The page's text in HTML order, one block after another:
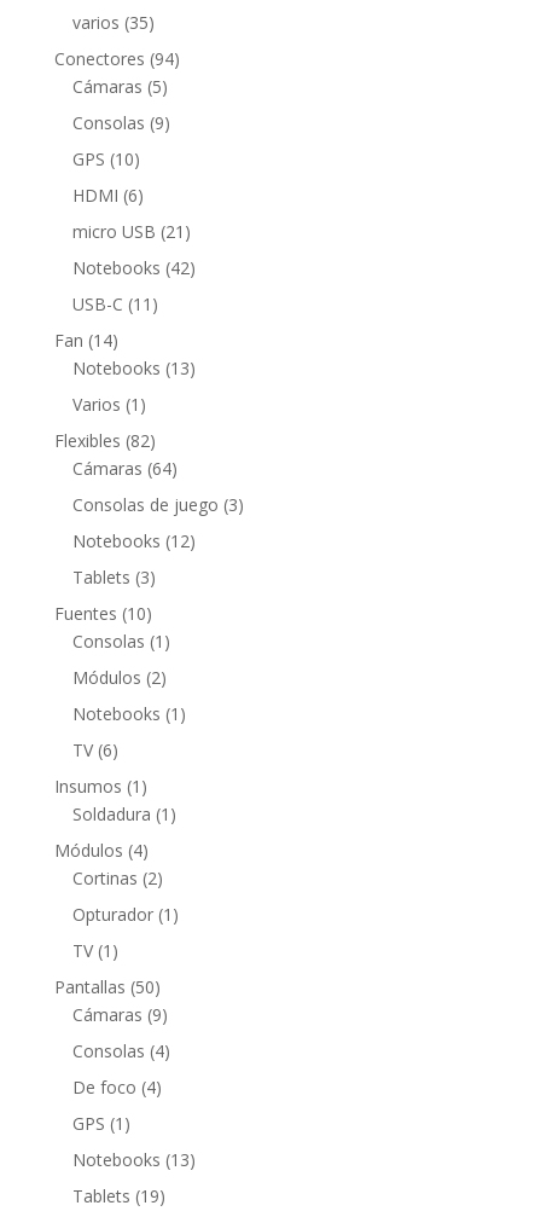
varios 3535
productos
Conectores 9494
Cámaras 55
productos
Consolas 99
GPS 1010
productos
HDMI 66
productos
micro USB 21 21
productos
Notebooks 4242
USB-C 11 11
Fan 1414
productos
Notebooks 1313
Varios 1 1
producto
Flexibles 8282
productos
Cámaras 6464
productos
Consolas de juego 33
Notebooks 1212
Tablets 33
productos
Fuentes 1010
productos
Consolas 1 1
producto
Módulos 22
productos
Notebooks 1 1
TV 66
productos
Insumos 1 1
producto
Soldadura 1 1
Módulos 44
productos
Cortinas 22
productos
Opturador 1 1
TV 1 1
producto
Pantallas 5050
productos
Cámaras 99
productos
Consolas 44
De foco 44
GPS 1 1
producto
Notebooks 1313
Tablets 1919